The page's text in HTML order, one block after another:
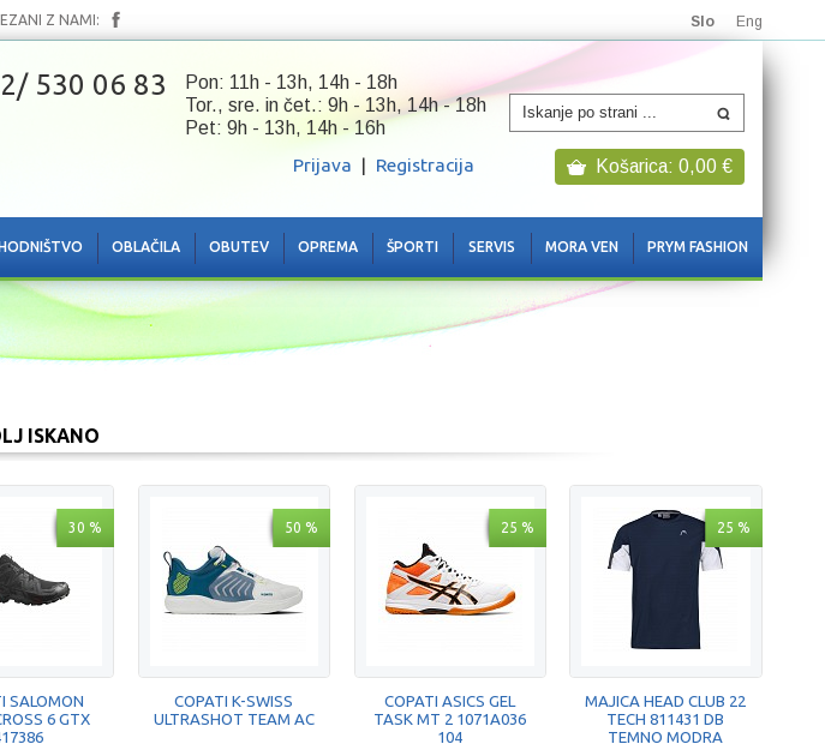
Z NAMI: Slo Eng
530 06 83
Pon: 11h - 13h, 14h - 18h
Tor., sre. in čet.: 9h - 13h, 14h - 18h
Pet: 9h - 13h, 14h - 16h
Prijava | Registracija Košarica: 0,00 €
OBLAČILA OBUTEV OPREMA ŠPORTI SERVIS MORA VEN PRYM FASHION
ISKANO
30 %
SALOMON
6 GTX
50 %
COPATI K-SWISS
ULTRASHOT TEAM AC
25 %
COPATI ASICS GEL
TASK MT 2 1071A036
104
25 %
MAJICA HEAD CLUB 22
TECH 811431 DB
TEMNO MODRA